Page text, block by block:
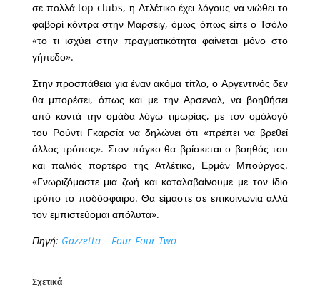
σε πολλά top-clubs, η Ατλέτικο έχει λόγους να νιώθει το
φαβορί κόντρα στην Μαρσέιγ, όμως όπως είπε ο Τσόλο
«το τι ισχύει στην πραγματικότητα φαίνεται μόνο στο
γήπεδο».
Στην προσπάθεια για έναν ακόμα τίτλο, ο Αργεντινός δεν
θα μπορέσει, όπως και με την Αρσεναλ, να βοηθήσει
από κοντά την ομάδα λόγω τιμωρίας, με τον ομόλογό
του Ρούντι Γκαρσία να δηλώνει ότι «πρέπει να βρεθεί
άλλος τρόπος». Στον πάγκο θα βρίσκεται ο βοηθός του
και παλιός πορτέρο της Ατλέτικο, Ερμάν Μπούργος.
«Γνωριζόμαστε μια ζωή και καταλαβαίνουμε με τον ίδιο
τρόπο το ποδόσφαιρο. Θα είμαστε σε επικοινωνία αλλά
τον εμπιστεύομαι απόλυτα».
Πηγή: Gazzetta – Four Four Two
Σχετικά